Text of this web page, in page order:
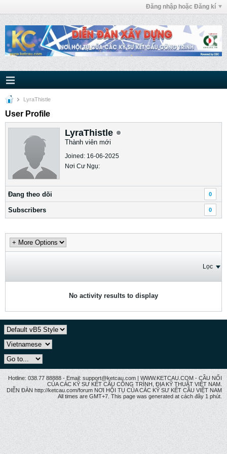
Đăng nhập hoặc Đăng kí
LyraThistle
User Profile
LyraThistle
Thành viên mới
Joined: 16-06-2025
Nơi Cư Ngụ:
Ðang theo dõi 0
Subscribers 0
Lọc
No activity results to display
Hotline: 038.77 88888 - Email: support@ketcau.com | WWW.KETCAU.COM - CẦU NỐI
CỦA CÁC KỸ SƯ KẾT CẤU CÔNG TRÌNH, ĐỊA KỸ THUẬT VIỆT NAM.
DIỄN ĐÀN http://ketcau.com/forum NƠI HỘI TỤ CỦA CÁC KỸ SƯ KẾT CÂU VIỆT NAM
All times are GMT+7. This page was generated at cách đây 1 phút.